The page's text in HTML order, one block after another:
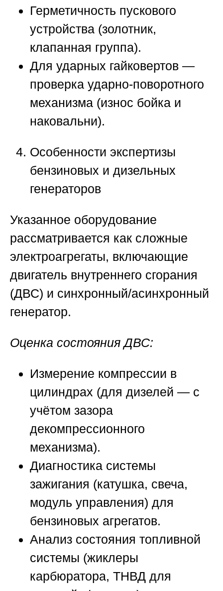
Герметичность пускового
устройства (золотник,
клапанная группа).
Для ударных гайковертов —
проверка ударно-поворотного
механизма (износ бойка и
наковальни).
Особенности экспертизы
бензиновых и дизельных
генераторов
Указанное оборудование
рассматривается как сложные
электроагрегаты, включающие
двигатель внутреннего сгорания
(ДВС) и синхронный/асинхронный
генератор.
Оценка состояния ДВС:
Измерение компрессии в
цилиндрах (для дизелей — с
учётом зазора
декомпрессионного
механизма).
Диагностика системы
зажигания (катушка, свеча,
модуль управления) для
бензиновых агрегатов.
Анализ состояния топливной
системы (жиклеры
карбюратора, ТНВД для